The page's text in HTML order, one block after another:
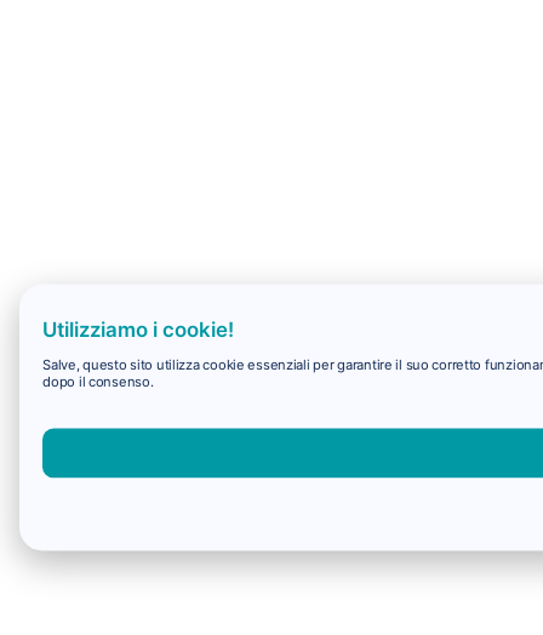
Utilizziamo i cookie!
Salve, questo sito utilizza cookie essenziali per garantire il suo corretto
dopo il consenso.